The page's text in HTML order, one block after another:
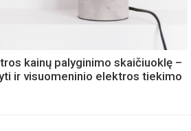
kainų palyginimo skaičiuoklę –
ir visuomeninio elektros tiekimo